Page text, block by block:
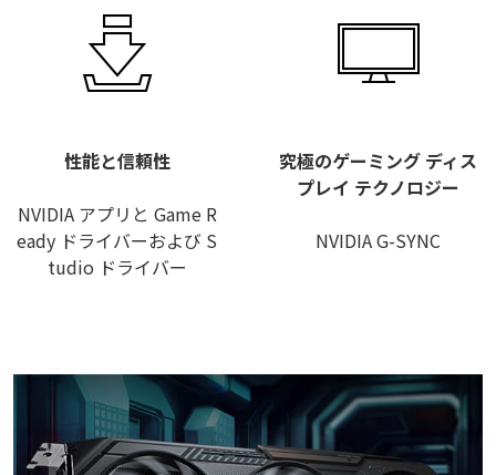
性能と信頼性
NVIDIA アプリと Game R
eady ドライバーおよび S
tudio ドライバー
究極のゲーミング ディス
プレイ テクノロジー
NVIDIA G-SYNC